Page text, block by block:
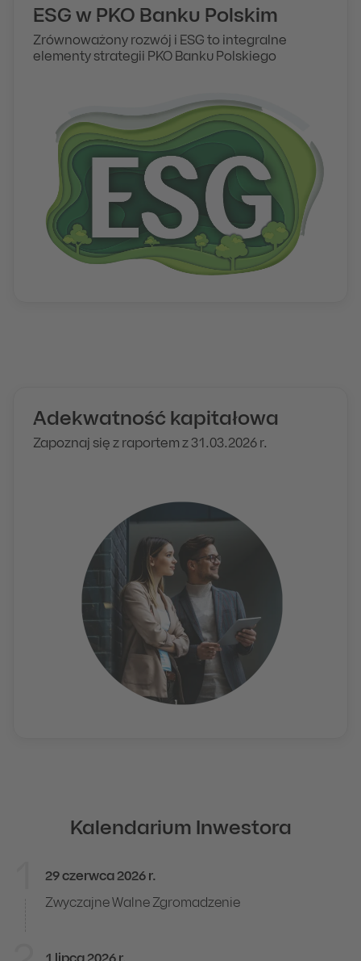
ESG w PKO Banku Polskim
Zrównoważony rozwój i ESG to integralne
elementy strategii PKO Banku Polskiego
Adekwatność kapitałowa
Zapoznaj się z raportem z 31.03.2026 r.
Kalendarium Inwestora
Kalendarium Inwestora
29 czerwca 2026 r.
Zwyczajne Walne Zgromadzenie